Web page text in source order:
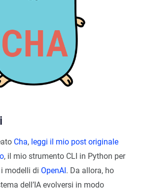
Cha, leggi il mio post originale
, il mio strumento CLI in Python per
modelli di OpenAI. Da allora, ho
dell’IA evolversi in modo